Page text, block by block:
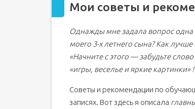
С чего начать
Английский язык для младших
Мои советы и
Однажды мне задала вопрос одна
моего 3-х летнего сына? Как
«Начните с этого — забудьте
«игры, веселье и яркие картинки» !
Советы и рекомендации по
записях. Вот здесь я описала